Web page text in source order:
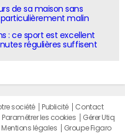
de sa maison sans
malin
: ce sport est excellent
régulières suffisent
société Publicité
Contact
Paramétrer les cookies
Gérer Utiq
Mentions légales Groupe Figaro